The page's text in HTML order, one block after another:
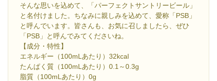
そんな思いを込めて、「パーフェクトサントリービール」
と名付けました。ちなみに親しみを込めて、愛称「PSB」
と呼んでいます。皆さんも、お気に召しましたら、ぜひ
「PSB」と呼んでみてくださいね。
【成分・特性】
エネルギー（100mLあたり）32kcal
たんぱく質（100mLあたり）0.1～0.3g
脂質（100mLあたり）0g